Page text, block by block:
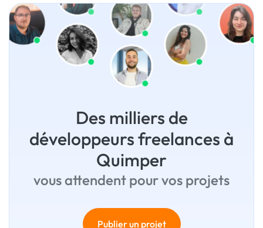
Des milliers de
développeurs freelances à
Quimper
vous attendent pour vos projets
Publier un projet